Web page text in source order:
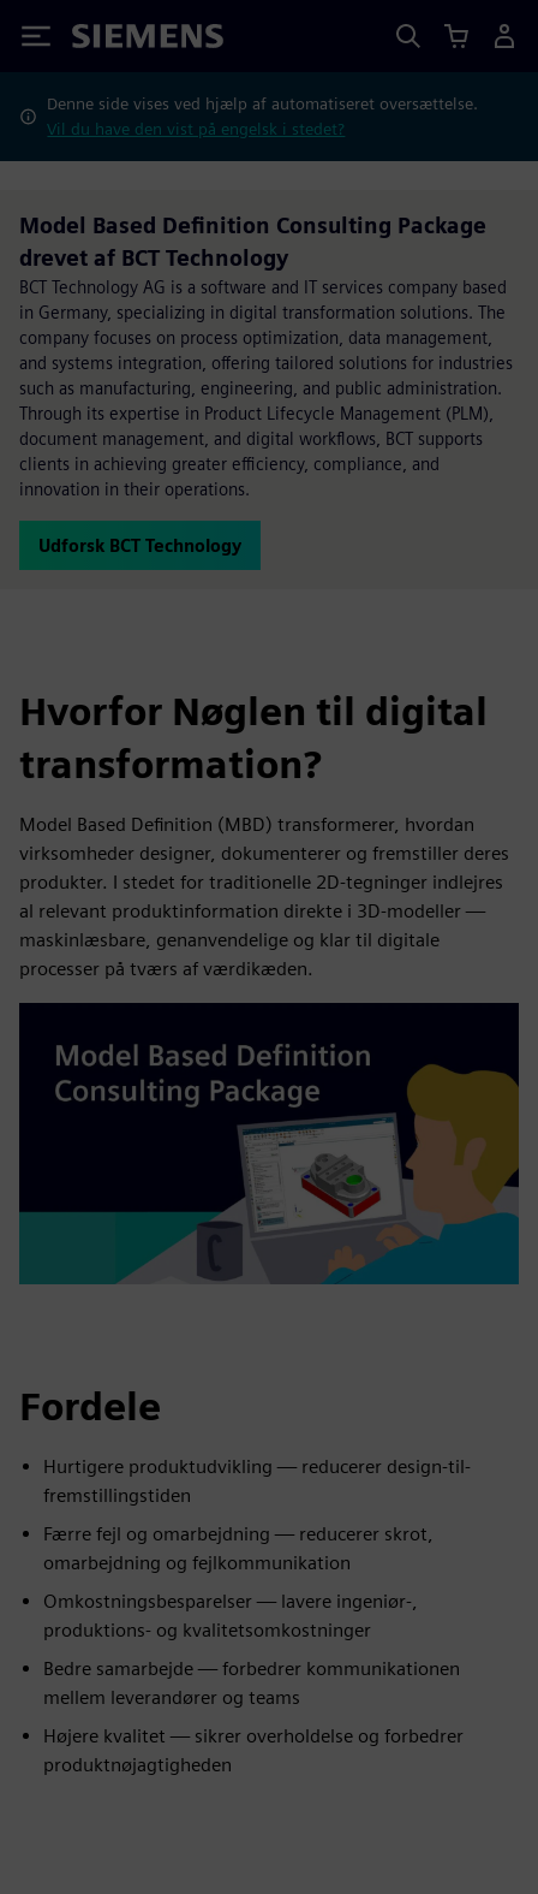
Siemens
Denne side vises ved hjælp af automatiseret oversættelse.
Vil du have den vist på engelsk i stedet?
Model Based Definition Consulting Package
drevet af BCT Technology
BCT Technology AG is a software and IT services company based
in Germany, specializing in digital transformation solutions. The
company focuses on process optimization, data management,
and systems integration, offering tailored solutions for industries
such as manufacturing, engineering, and public administration.
Through its expertise in Product Lifecycle Management (PLM),
document management, and digital workflows, BCT supports
clients in achieving greater efficiency, compliance, and
innovation in their operations.
Udforsk BCT Technology
Hvorfor Nøglen til digital
transformation?
Model Based Definition (MBD) transformerer, hvordan
virksomheder designer, dokumenterer og fremstiller deres
produkter. I stedet for traditionelle 2D-tegninger indlejres
al relevant produktinformation direkte i 3D-modeller —
maskinlæsbare, genanvendelige og klar til digitale
processer på tværs af værdikæden.
Fordele
Hurtigere produktudvikling — reducerer design-til-
fremstillingstiden
Færre fejl og omarbejdning — reducerer skrot,
omarbejdning og fejlkommunikation
Omkostningsbesparelser — lavere ingeniør-,
produktions- og kvalitetsomkostninger
Bedre samarbejde — forbedrer kommunikationen
mellem leverandører og teams
Højere kvalitet — sikrer overholdelse og forbedrer
produktnøjagtigheden